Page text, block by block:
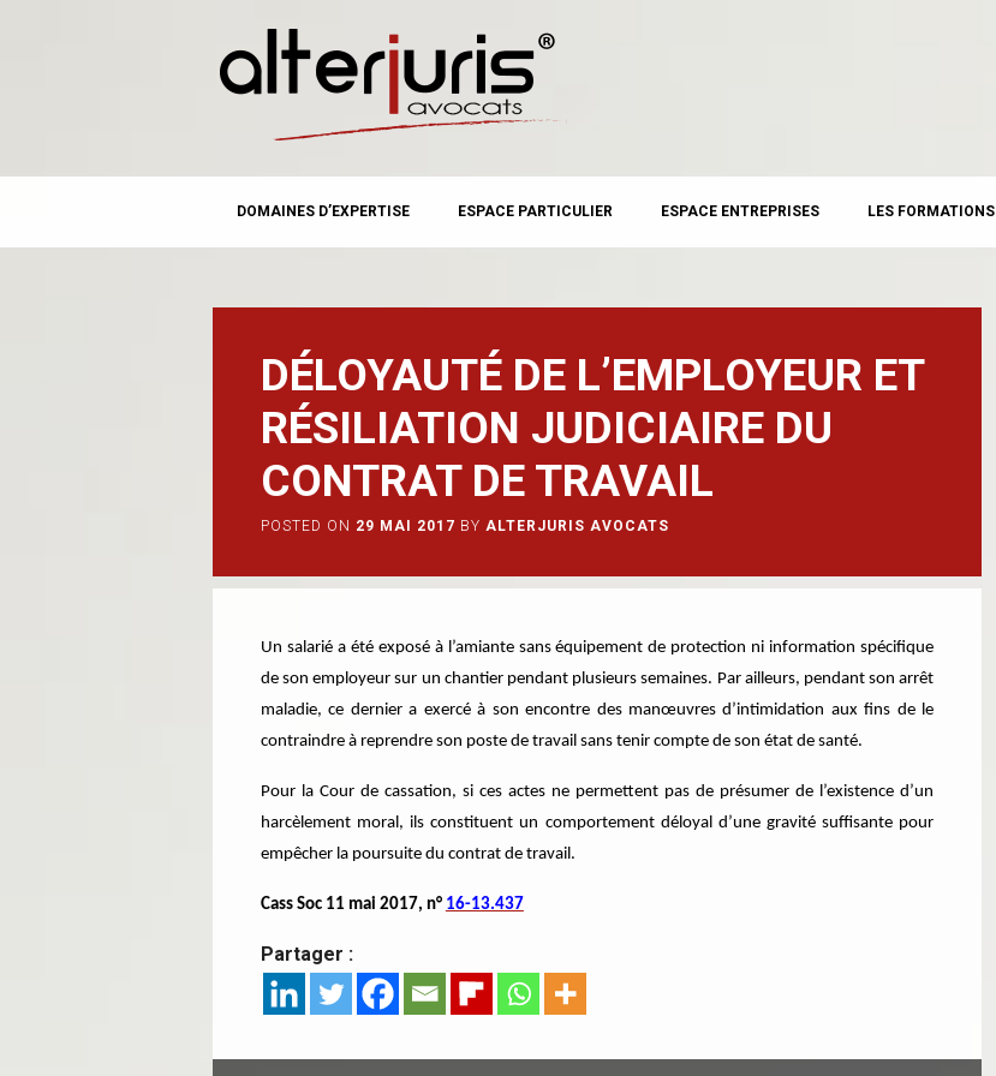
MAIN MENU
content
DOMAINES D’EXPERTISE ESPACE PARTICULIER ESPACE ENTREPRISES LES FORMATIONS
DÉLOYAUTÉ DE L’EMPLOYEUR ET
RÉSILIATION JUDICIAIRE DU
CONTRAT DE TRAVAIL
POSTED ON 29 MAI 2017 BY ALTERJURIS AVOCATS
Un salarié a été exposé à l’amiante sans équipement de protection ni information spécifique
de son employeur sur un chantier pendant plusieurs semaines. Par ailleurs, pendant son arrêt
maladie, ce dernier a exercé à son encontre des manœuvres d’intimidation aux fins de le
contraindre à reprendre son poste de travail sans tenir compte de son état de santé.
Pour la Cour de cassation, si ces actes ne permettent pas de présumer de l’existence d’un
harcèlement moral, ils constituent un comportement déloyal d’une gravité suffisante pour
empêcher la poursuite du contrat de travail.
Cass Soc 11 mai 2017, n° 16-13.437
Partager :